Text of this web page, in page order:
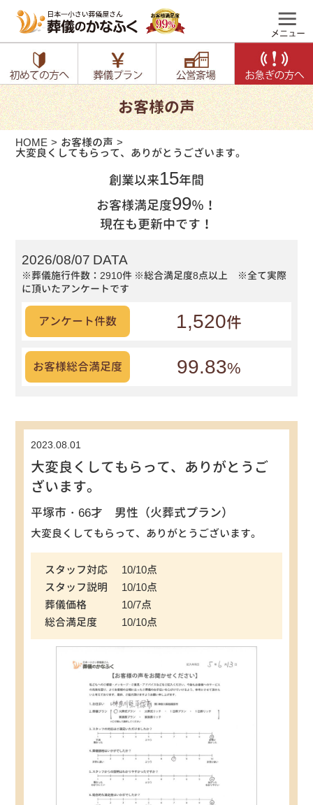
お客様の声
HOME お客様の声
大変良くしてもらって、ありがとうございます。
創業以来15年間
お客様満足度99％！
現在も更新中です！
2026/08/07 DATA
※葬儀施行件数：2910件 ※総合満足度8点以上 ※全て実際
に頂いたアンケートです
アンケート件数 1,520件
お客様総合満足度 99.83%
2023.08.01
大変良くしてもらって、ありがとうご
ざいます。
平塚市・66才 男性（火葬式プラン）
大変良くしてもらって、ありがとうございます。
スタッフ対応
10/10点
スタッフ説明
10/10点
葬儀価格
10/7点
総合満足度
10/10点